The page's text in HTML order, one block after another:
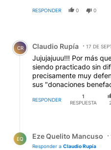
comprensión, palabras raras,
razonamientos
niñez con tu papi y vas
Abz.
RESPONDER 0 0
Comentario de Claudio
CR Claudio Rupía 17 DE
Jujujajuuu!!! Por más
siendo practicado sin
precisamente muy
sus "donaciones
RESPONDER
1
RESPUESTA
EQ Eze Quelito Mancuso
Responder a Claudio Rupía